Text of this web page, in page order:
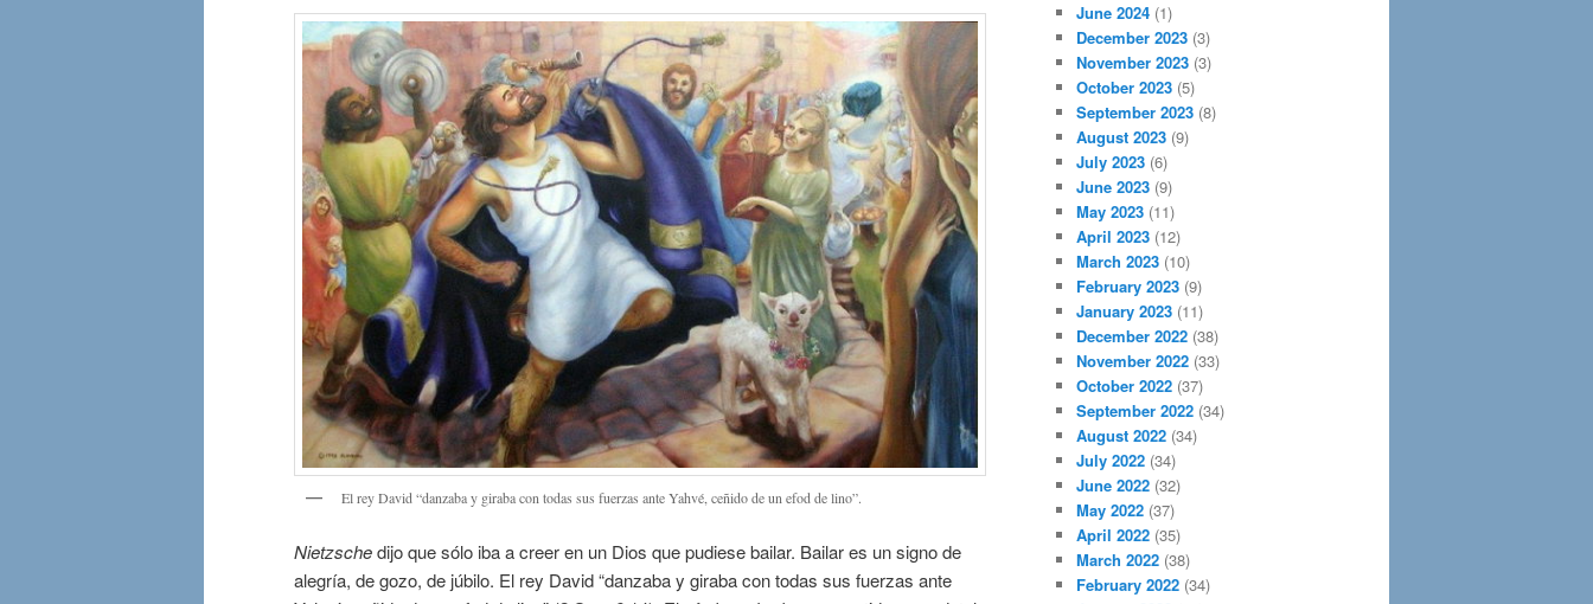
El rey David “danzaba y giraba con todas sus fuerzas ante Yahvé, ceñido de un efod de lino”.
Nietzschedijo que sólo iba a creer en un Dios que pudiese bailar. Bailar es un signo de
alegría, de gozo, de júbilo. El rey David “danzaba y giraba con todas sus fuerzas ante
June 2024 (1)
December 2023 (3)
November 2023 (3)
October 2023 (5)
September 2023 (8)
August 2023 (9)
July 2023 (6)
June 2023 (9)
May 2023 (11)
April 2023 (12)
March 2023 (10)
February 2023 (9)
January 2023 (11)
December 2022 (38)
November 2022 (33)
October 2022 (37)
September 2022 (34)
August 2022 (34)
July 2022 (34)
June 2022 (32)
May 2022 (37)
April 2022 (35)
March 2022 (38)
February 2022 (34)